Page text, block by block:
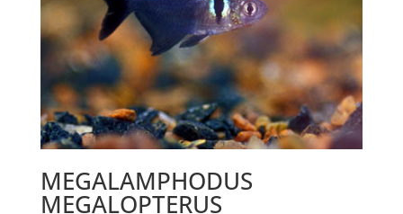
MEGALAMPHODUS
MEGALOPTERUS